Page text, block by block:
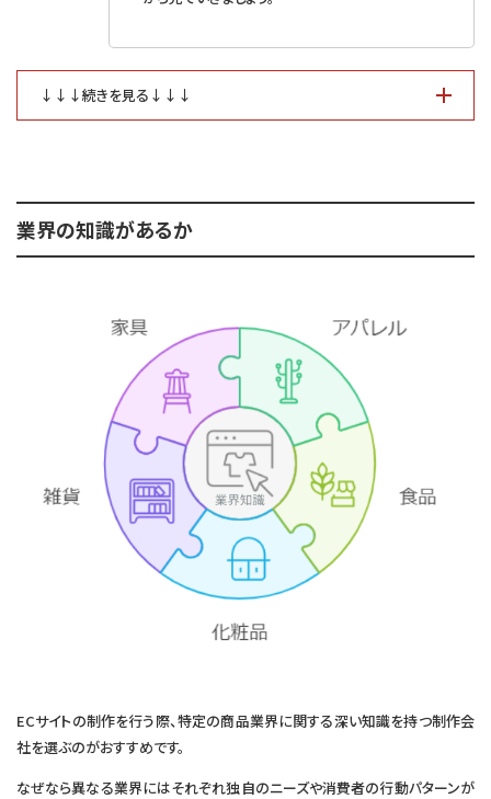
↓↓↓続きを見る↓↓↓
業界の知識があるか
ECサイトの制作を行う際、特定の商品業界に関する深い知識を持つ制作会
社を選ぶのがおすすめです。
なぜなら異なる業界にはそれぞれ独自のニーズや消費者の行動パターンが